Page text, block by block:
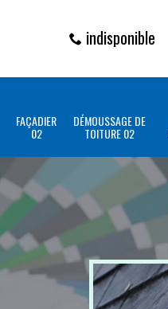
indisponible
FAÇADIER
02
DÉMOUSSAGE DE
TOITURE 02